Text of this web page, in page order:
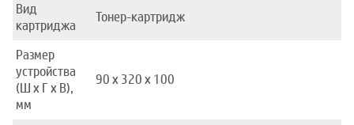
Вид
картриджа
Тонер-картридж
Размер
устройства
(Ш x Г x В),
мм
90 x 320 x 100